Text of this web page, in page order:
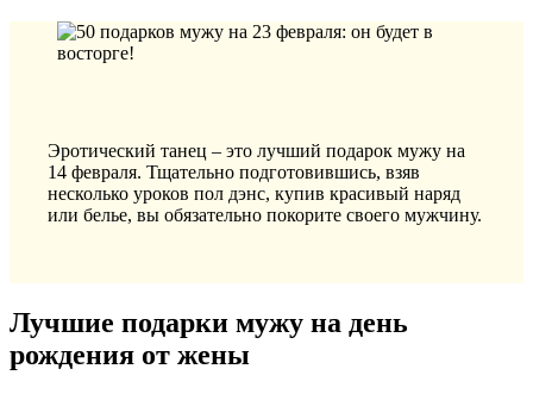
Эротический танец – это лучший подарок мужу на
14 февраля. Тщательно подготовившись, взяв
несколько уроков пол дэнс, купив красивый наряд
или белье, вы обязательно покорите своего мужчину.
Лучшие подарки мужу на день
рождения от жены